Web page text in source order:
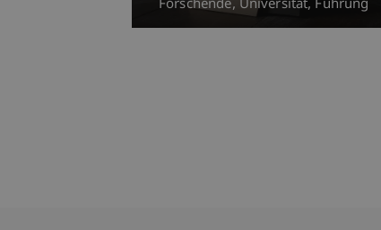
Forschende Universität Führung